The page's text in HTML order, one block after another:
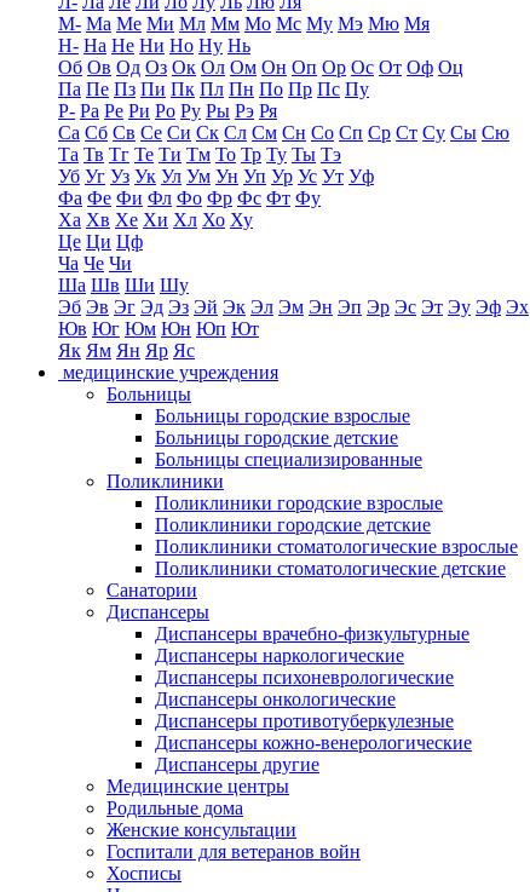
М- Ма Ме Ми Мл Мм Мо Мс Му Мэ Мю Мя
Н- На Не Ни Но Ну Нь
Об Ов Од Оз Ок Ол Ом Он Оп Ор Ос От Оф Оц
Па Пе Пз Пи Пк Пл Пн По Пр Пс Пу
Р- Ра Ре Ри Ро Ру Ры Рэ Ря
Са Сб Св Се Си Ск Сл См Сн Со Сп Ср Ст Су Сы Сю
Та Тв Тг Те Ти Тм То Тр Ту Ты Тэ
Уб Уг Уз Ук Ул Ум Ун Уп Ур Ус Ут Уф
Фа Фе Фи Фл Фо Фр Фс Фт Фу
Ха Хв Хе Хи Хл Хо Ху
Це Ци Цф
Ча Че Чи
Ша Шв Ши Шу
Эб Эв Эг Эд Эз Эй Эк Эл Эм Эн Эп Эр Эс Эт Эу Эф Эх
Юв Юг Юм Юн Юп Ют
Як Ям Ян Яр Яс
медицинские учреждения
Больницы
Больницы городские взрослые
Больницы городские детские
Больницы специализированные
Поликлиники
Поликлиники городские взрослые
Поликлиники городские детские
Поликлиники стоматологические взрослые
Поликлиники стоматологические детские
Санатории
Диспансеры
Диспансеры врачебно-физкультурные
Диспансеры наркологические
Диспансеры психоневрологические
Диспансеры онкологические
Диспансеры противотуберкулезные
Диспансеры кожно-венерологические
Диспансеры другие
Медицинские центры
Родильные дома
Женские консультации
Госпитали для ветеранов войн
Хосписы